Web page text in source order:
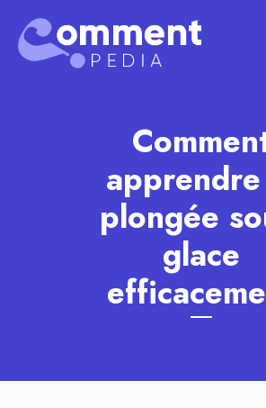
plongée
glace